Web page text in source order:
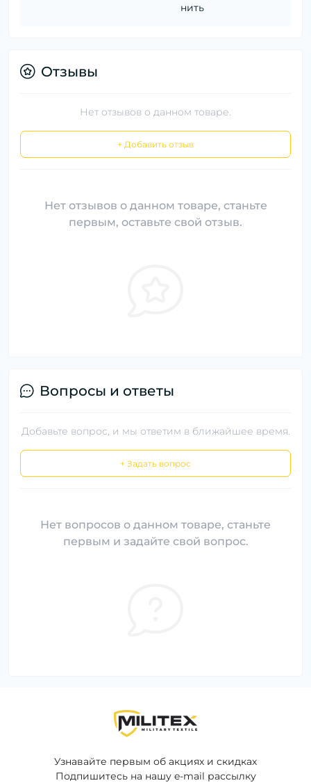
нить
Отзывы
Нет отзывов о данном товаре.
+ Добавить отзыв
Нет отзывов о данном товаре, станьте
первым, оставьте свой отзыв.
Вопросы и ответы
Добавьте вопрос, и мы ответим в ближайшее время.
+ Задать вопрос
Нет вопросов о данном товаре, станьте
первым и задайте свой вопрос.
Узнавайте первым об акциях и скидках
Подпишитесь на нашу e-mail рассылку